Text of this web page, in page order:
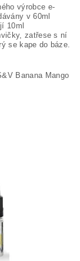
výrobce e-
v 60ml
10ml
zatřese s ní
se kape do báze.
Banana Mango